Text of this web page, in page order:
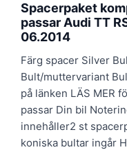
Spacerpaket
passar Audi TT
06.2014
Färg spacer Silver
Bult/muttervariant
på länken LÄS MER
passar Din bil
innehåller2 st
koniska bultar ingår